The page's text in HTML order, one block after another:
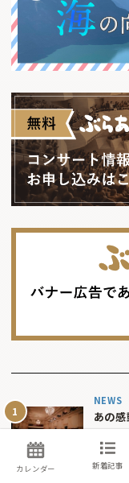
NEWS
あの
開決定
カレンダー 新着記事